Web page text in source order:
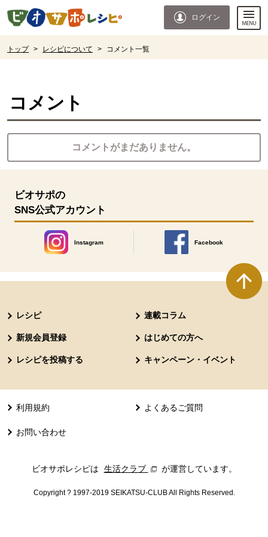
ページの先頭です。
ログイン
トップ > レシピについて > コメント一覧
コメント
コメントがまだありません。
ビオサポの
SNS公式アカウント
Instagram
別のウィンドウで開きます。
Facebook
別のウィンドウで開きます
レシピ 連載コラム
新規会員登録 はじめての方へ
レシピを投稿する キャンペーン・イベント
利用規約 よくあるご質問
お問い合わせ
ビオサポレシピは 生活クラブ 別のウィンドウで開きます。
が運営しています。
Copyright ? 1997-2019 SEIKATSU-CLUB All Rights Reserved.